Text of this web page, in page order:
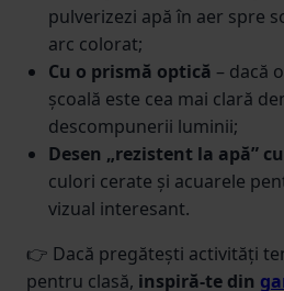
pulverizezi apă în aer spre
arc colorat;
Cu o prismă optică – dacă
școală este cea mai clară
descompunerii luminii;
Desen „rezistent la apă”
culori cerate și acuarele
vizual interesant.
👉 Dacă pregătești activități
pentru clasă, inspiră-te din